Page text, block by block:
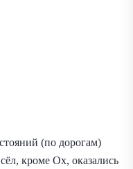
(по дорогам)
кроме Ох, оказались